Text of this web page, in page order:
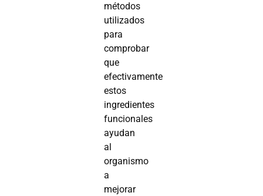
métodos
utilizados
para
comprobar
que
efectivamente
estos
ingredientes
funcionales
ayudan
al
organismo
a
mejorar